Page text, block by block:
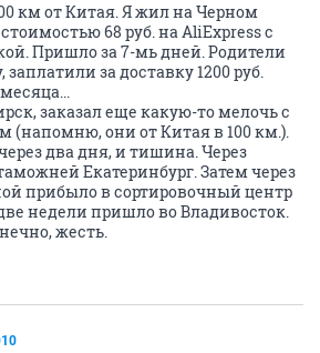
км от Китая. Я жил на Черном
68 руб. на AliExpress с
Пришло за 7-мь дней. Родители
за доставку 1200 руб.
заказал еще какую-то мелочь с
(напомню, они от Китая в 100 км.).
два дня, и тишина. Через
Екатеринбург. Затем через
прибыло в сортировочный центр
недели пришло во Владивосток.
жесть.